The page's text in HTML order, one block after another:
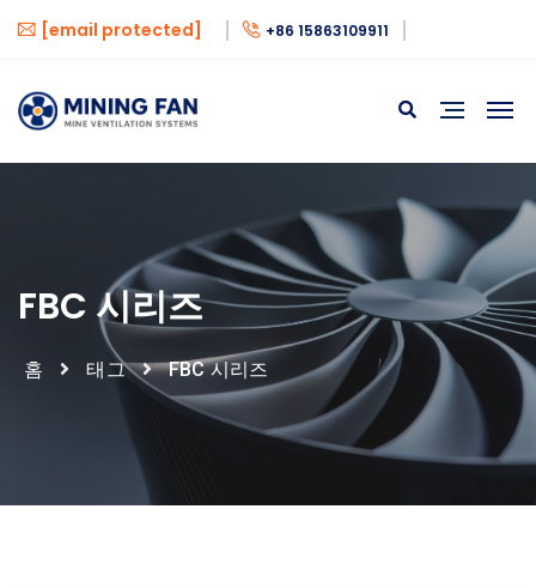
[email protected] +86 15863109911
FBC 시리즈
홈 태그 FBC 시리즈